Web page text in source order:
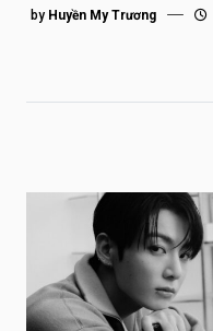
nhất”
by Huyền My Trương